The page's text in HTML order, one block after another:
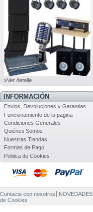
»Ver detalle
INFORMACIÓN
Envios, Devoluciones y Garantias
Funcionamiento de la pagina
Condiciones Generales
Quiénes Somos
Nuestras Tiendas
Formas de Pago
Politica de Cookies
Contacte con nosotros NOVEDADES
de Cookies